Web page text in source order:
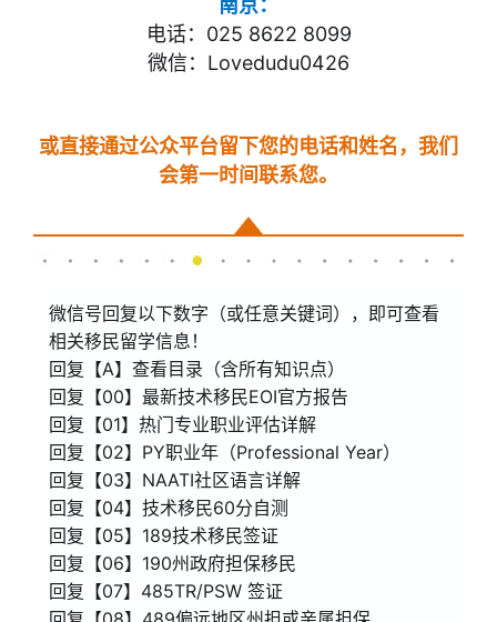
南京：
电话：025 8622 8099
微信：Lovedudu0426
或直接通过公众平台留下您的电话和姓名，我们
会第一时间联系您。
微信号回复以下数字（或任意关键词），即可查看
相关移民留学信息！
回复【A】查看目录（含所有知识点）
回复【00】最新技术移民EOI官方报告
回复【01】热门专业职业评估详解
回复【02】PY职业年（Professional Year）
回复【03】NAATI社区语言详解
回复【04】技术移民60分自测
回复【05】189技术移民签证
回复【06】190州政府担保移民
回复【07】485TR/PSW 签证